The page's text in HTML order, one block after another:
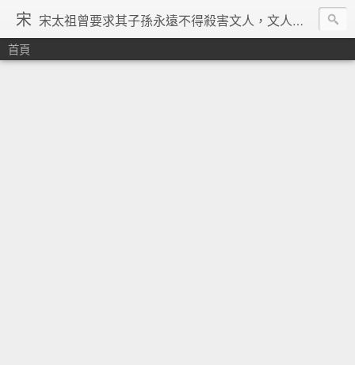
宋 宋太祖曾要求其子孫永遠不得殺害文人，文人在宋朝地位得到了空前的提升，重文輕武的風氣在宋朝達到了極致，「好男不當兵」「學而優則仕」等俗諺都是出在宋朝。在理學的興起、宗教勢力退潮、言論控制降低、市民文化興起、商品經濟繁榮與印刷術的發明等一系列背景下，宋朝優秀文人輩出，知識份子自覺意識空前覺醒。其後中國由於蒙古的入侵並對文人採取敵視政策，加上明清的八股文與文字獄嚴重壓制學人思想自由發揮，中國再也沒有出現過象宋朝一樣興盛的文化景象。 ─維基百科宋朝條下
首頁